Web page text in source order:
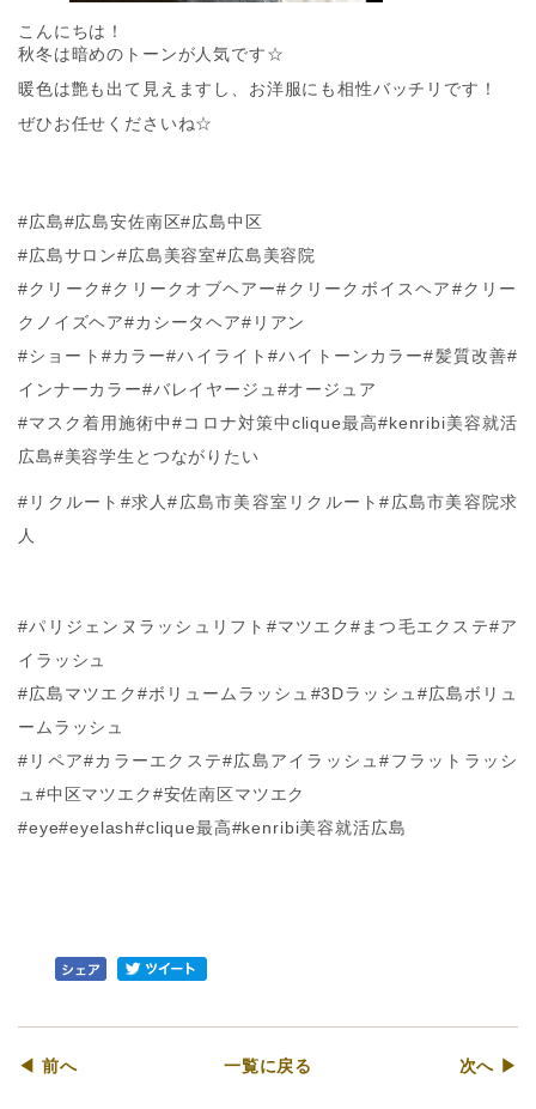
こんにちは！
秋冬は暗めのトーンが人気です☆
暖色は艶も出て見えますし、お洋服にも相性バッチリです！
ぜひお任せくださいね☆
#広島#広島安佐南区#広島中区
#広島サロン#広島美容室#広島美容院
#クリーク#クリークオブヘアー#クリークボイスヘア#クリー
クノイズヘア#カシータヘア#リアン
#ショート#カラー#ハイライト#ハイトーンカラー#髪質改善#
インナーカラー#バレイヤージュ#オージュア
#マスク着用施術中#コロナ対策中clique最高#kenribi美容就活
広島#美容学生とつながりたい
#リクルート#求人#広島市美容室リクルート#広島市美容院求
人
#パリジェンヌラッシュリフト#マツエク#まつ毛エクステ#ア
イラッシュ
#広島マツエク#ボリュームラッシュ#3Dラッシュ#広島ボリュ
ームラッシュ
#リペア#カラーエクステ#広島アイラッシュ#フラットラッシ
ュ#中区マツエク#安佐南区マツエク
#eye#eyelash#clique最高#kenribi美容就活広島
◀ 前へ 一覧に戻る 次へ ▶